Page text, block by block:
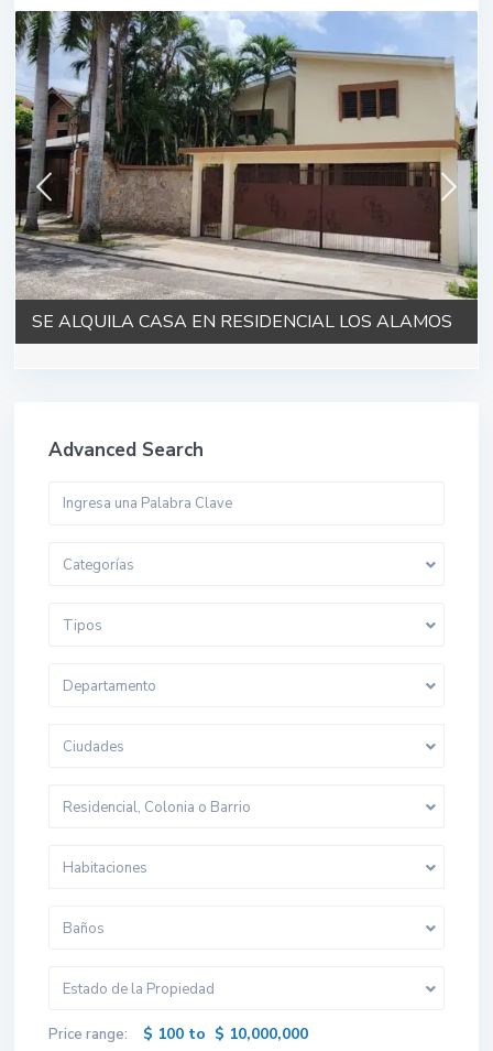
SE ALQUILA CASA EN RESIDENCIAL LOS ALAMOS
Advanced Search
Categorías
Tipos
Departamento
Ciudades
Residencial, Colonia o Barrio
Habitaciones
Baños
Estado de la Propiedad
Price range: $ 100 to $ 10,000,000